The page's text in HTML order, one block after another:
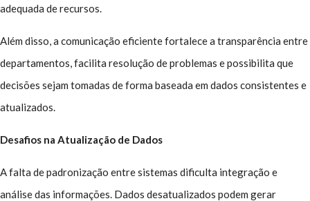
adequada de recursos.
Além disso, a comunicação eficiente fortalece a transparência entre
departamentos, facilita resolução de problemas e possibilita que
decisões sejam tomadas de forma baseada em dados consistentes e
atualizados.
Desafios na Atualização de Dados
A falta de padronização entre sistemas dificulta integração e
análise das informações. Dados desatualizados podem gerar